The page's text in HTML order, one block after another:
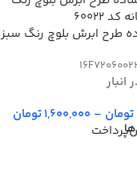
طرح ابرش بلوچ رنگ سبز
تومان –
1,600,000تومان
ها